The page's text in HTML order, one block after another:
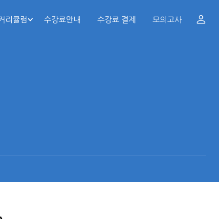
리큘럼 수강료안내 수강료 결제 모의고사